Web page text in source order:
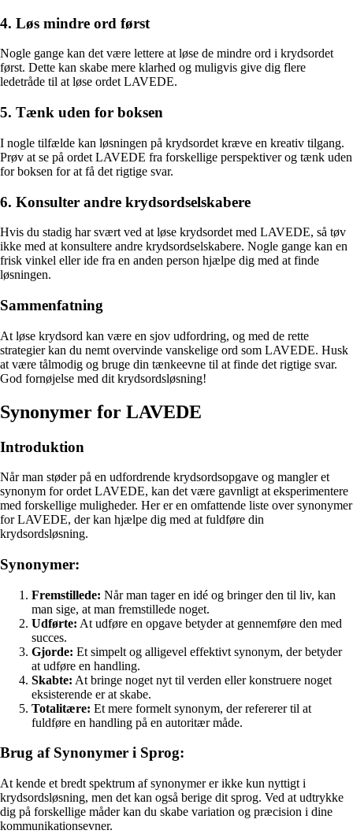
4. Løs mindre ord først
Nogle gange kan det være lettere at løse de mindre ord i krydsordet
først. Dette kan skabe mere klarhed og muligvis give dig flere
ledetråde til at løse ordet LAVEDE.
5. Tænk uden for boksen
I nogle tilfælde kan løsningen på krydsordet kræve en kreativ tilgang.
Prøv at se på ordet LAVEDE fra forskellige perspektiver og tænk uden
for boksen for at få det rigtige svar.
6. Konsulter andre krydsordselskabere
Hvis du stadig har svært ved at løse krydsordet med LAVEDE, så tøv
ikke med at konsultere andre krydsordselskabere. Nogle gange kan en
frisk vinkel eller ide fra en anden person hjælpe dig med at finde
løsningen.
Sammenfatning
At løse krydsord kan være en sjov udfordring, og med de rette
strategier kan du nemt overvinde vanskelige ord som LAVEDE. Husk
at være tålmodig og bruge din tænkeevne til at finde det rigtige svar.
God fornøjelse med dit krydsordsløsning!
Synonymer for LAVEDE
Introduktion
Når man støder på en udfordrende krydsordsopgave og mangler et
synonym for ordet LAVEDE, kan det være gavnligt at eksperimentere
med forskellige muligheder. Her er en omfattende liste over synonymer
for LAVEDE, der kan hjælpe dig med at fuldføre din
krydsordsløsning.
Synonymer:
Fremstillede: Når man tager en idé og bringer den til liv, kan
man sige, at man fremstillede noget.
Udførte: At udføre en opgave betyder at gennemføre den med
succes.
Gjorde: Et simpelt og alligevel effektivt synonym, der betyder
at udføre en handling.
Skabte: At bringe noget nyt til verden eller konstruere noget
eksisterende er at skabe.
Totalitære: Et mere formelt synonym, der refererer til at
fuldføre en handling på en autoritær måde.
Brug af Synonymer i Sprog:
At kende et bredt spektrum af synonymer er ikke kun nyttigt i
krydsordsløsning, men det kan også berige dit sprog. Ved at udtrykke
dig på forskellige måder kan du skabe variation og præcision i dine
kommunikationsevner.